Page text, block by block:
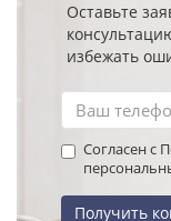
Оставьте
избежать
Согласен с
Получить